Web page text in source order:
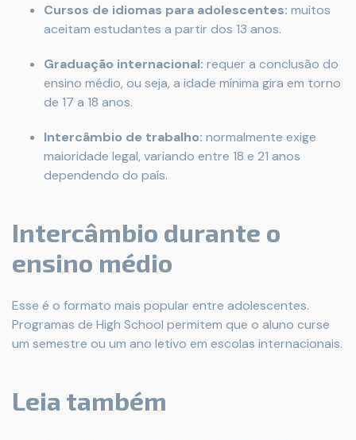
Cursos de idiomas para adolescentes: muitos
aceitam estudantes a partir dos 13 anos.
Graduação internacional: requer a conclusão do
ensino médio, ou seja, a idade mínima gira em torno
de 17 a 18 anos.
Intercâmbio de trabalho: normalmente exige
maioridade legal, variando entre 18 e 21 anos
dependendo do país.
Intercâmbio durante o
ensino médio
Esse é o formato mais popular entre adolescentes.
Programas de High School permitem que o aluno curse
um semestre ou um ano letivo em escolas internacionais.
Leia também